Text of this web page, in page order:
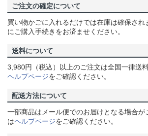
ご注文の確定について
買い物かごに入れるだけでは在庫は確保され
にご購入手続きをお済ませください。
送料について
3,980円（税込）以上のご注文は全国一律送
ヘルプページをご確認ください。
配送方法について
一部商品はメール便でのお届けとなる場合が
はヘルプページをご確認ください。